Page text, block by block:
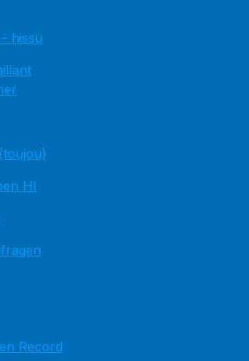
hissu
HI
Record